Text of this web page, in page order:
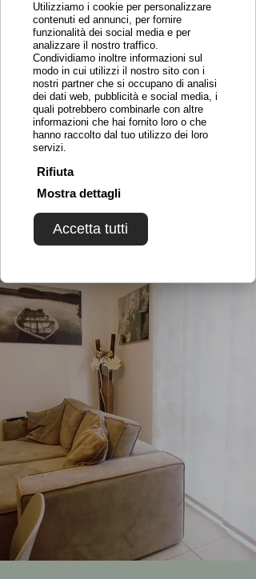
Utilizziamo i cookie per personalizzare
contenuti ed annunci, per fornire
funzionalità dei social media e per
analizzare il nostro traffico.
Condividiamo inoltre informazioni sul
modo in cui utilizzi il nostro sito con i
nostri partner che si occupano di analisi
dei dati web, pubblicità e social media, i
quali potrebbero combinarle con altre
informazioni che hai fornito loro o che
hanno raccolto dal tuo utilizzo dei loro
servizi.
Rifiuta
Mostra dettagli
Accetta tutti